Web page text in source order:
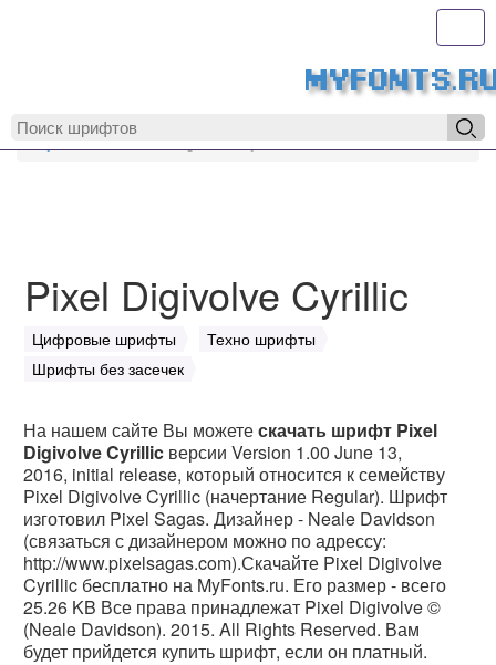
MyFonts.ru
Pixel Digivolve Cyrillic
Цифровые шрифты
Техно шрифты
Шрифты без засечек
На нашем сайте Вы можетескачать шрифт Pixel
Digivolve Cyrillic версии Version 1.00 June 13,
2016, initial release, который относится к семейству
Pixel Digivolve Cyrillic (начертание Regular). Шрифт
изготовил Pixel Sagas. Дизайнер - Neale Davidson
(связаться с дизайнером можно по адрессу:
http://www.pixelsagas.com).Скачайте Pixel Digivolve
Cyrillic бесплатно на MyFonts.ru. Его размер - всего
25.26 KB Все права принадлежат Pixel Digivolve ©
(Neale Davidson). 2015. All Rights Reserved. Вам
будет прийдется купить шрифт, если он платный.